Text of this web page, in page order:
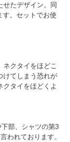
せたデザイン。同
す。セットでお使
クタイをほどこ
けてしまう恐れが
クタイをほどくよ
部、シャツの第3
われております。